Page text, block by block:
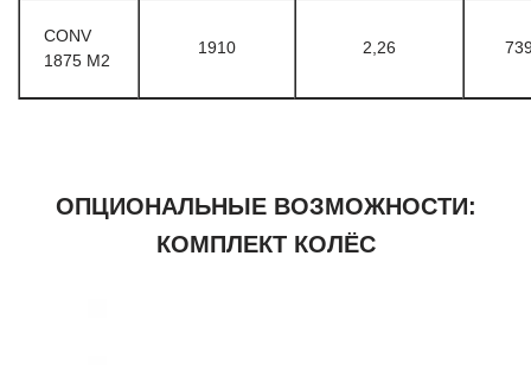
CONV
1875 M2
1910 2,26
ОПЦИОНАЛЬНЫЕ ВОЗМОЖНОСТИ:
КОМПЛЕКТ КОЛЁС